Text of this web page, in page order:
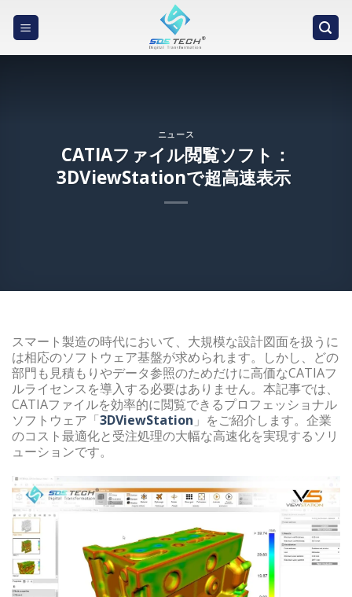
ニュース
CATIAファイル閲覧ソフト：
3DViewStationで超高速表示
スマート製造の時代において、大規模な設計図面を扱うに
は相応のソフトウェア基盤が求められます。しかし、どの
部門も見積もりやデータ参照のためだけに高価なCATIAフ
ルライセンスを導入する必要はありません。本記事では、
CATIAファイルを効率的に閲覧できるプロフェッショナル
ソフトウェア「3DViewStation 」をご紹介します。企業
のコスト最適化と受注処理の大幅な高速化を実現するソリ
ューションです。